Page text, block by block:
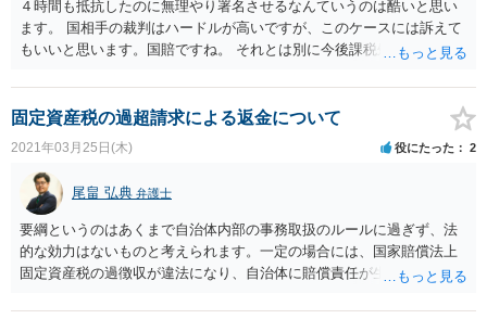
４時間も抵抗したのに無理やり署名させるなんていうのは酷いと思い
ます。 国相手の裁判はハードルが高いですが、このケースには訴えて
もいいと思います。国賠ですね。 それとは別に今後課税処分がなされ
思います。 頑張ってください。
固定資産税の過超請求による返金について
2021年03月25日(木) 役にたった 2
尾畠 弘典 弁護士
要綱というのはあくまで自治体内部の事務取扱のルールに過ぎず、法
的な効力はないものと考えられます。一定の場合には、国家賠償法上
固定資産税の過徴収が違法になり、自治体に賠償責任が生ずる可能性